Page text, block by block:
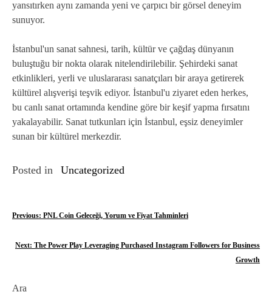
yansıtırken aynı zamanda yeni ve çarpıcı bir görsel deneyim
sunuyor.
İstanbul'un sanat sahnesi, tarih, kültür ve çağdaş dünyanın
buluştuğu bir nokta olarak nitelendirilebilir. Şehirdeki sanat
etkinlikleri, yerli ve uluslararası sanatçıları bir araya getirerek
kültürel alışverişi teşvik ediyor. İstanbul'u ziyaret eden herkes,
bu canlı sanat ortamında kendine göre bir keşif yapma fırsatını
yakalayabilir. Sanat tutkunları için İstanbul, eşsiz deneyimler
sunan bir kültürel merkezdir.
Posted in Uncategorized
Y
a
ı
Previous: PNL Coin Geleceği, Yorum ve Fiyat Tahminleri
Next: The Power Play Leveraging Purchased Instagram Followers for Business
Growth
Ara